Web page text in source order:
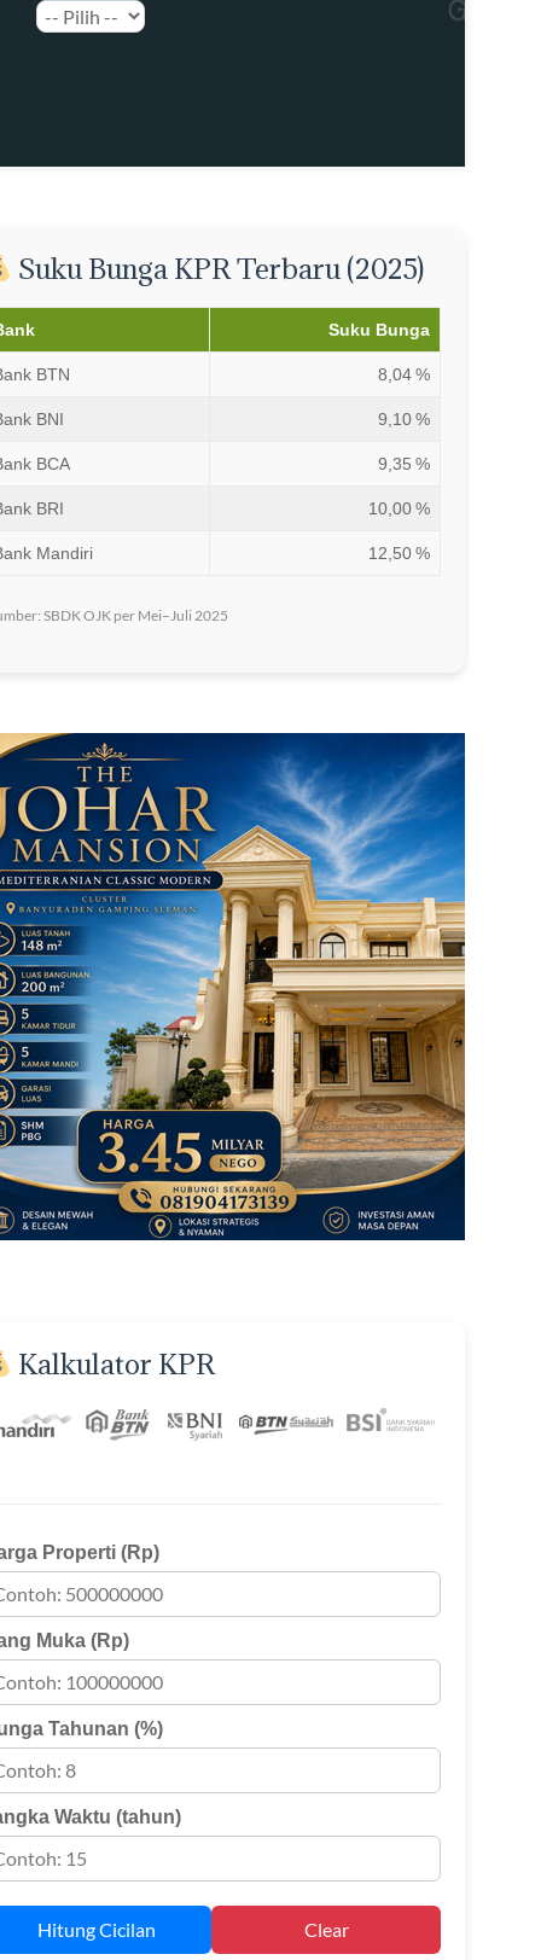
Suku Bunga KPR Terbaru (2025)
Suku Bunga
BTN 8,04 %
BNI 9,10 %
BCA 9,35 %
BRI 10,00 %
Mandiri 12,50 %
SBDK OJK per Mei–Juli 2025
Kalkulator KPR
Properti (Rp)
Muka (Rp)
Tahunan (%)
Waktu (tahun)
Hitung Cicilan Clear